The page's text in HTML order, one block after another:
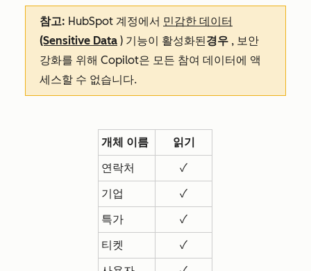
참고: HubSpot 계정에서 민감한 데이터
(Sensitive Data ) 기능이 활성화된경우 , 보안
강화를 위해 Copilot은 모든 참여 데이터에 액
세스할 수 없습니다.
개체 이름
읽기
연락처
✓
기업
✓
특가
✓
티켓
✓